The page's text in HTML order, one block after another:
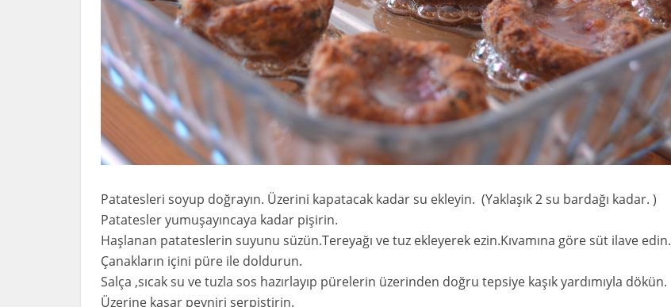
Patatesleri soyup doğrayın. Üzerini kapatacak kadar su ekleyin. (Yaklaşık 2 su bardağı kadar. )
Patatesler yumuşayıncaya kadar pişirin.
Haşlanan patateslerin suyunu süzün.Tereyağı ve tuz ekleyerek ezin.Kıvamına göre süt ilave edin.
Çanakların içini püre ile doldurun.
Salça ,sıcak su ve tuzla sos hazırlayıp pürelerin üzerinden doğru tepsiye kaşık yardımıyla dökün.
Üzerine kaşar peyniri serpiştirin.